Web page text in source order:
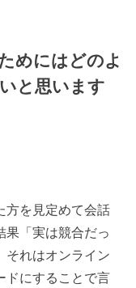
めにはどのよ
と思います
方を見定めて会話
果「実は競合だっ
それはオンライン
ドにすることで言